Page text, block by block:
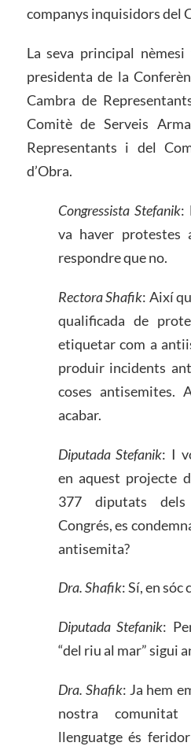
companys inquisidors del
La seva principal
presidenta de la
Cambra de
Comitè de Serveis
Representants i del
d’Obra.
Congressista Stefanik:
va haver protestes
respondre que no.
Rectora Shafik: Així
qualificada de
etiquetar com a
produir incidents
coses antisemites.
acabar.
Diputada Stefanik: I
en aquest projecte
377 diputats
Congrés, es
antisemita?
Dra. Shafik: Sí, en sóc
Diputada Stefanik:
“del riu al mar” sigui
Dra. Shafik: Ja hem
nostra
llenguatge és